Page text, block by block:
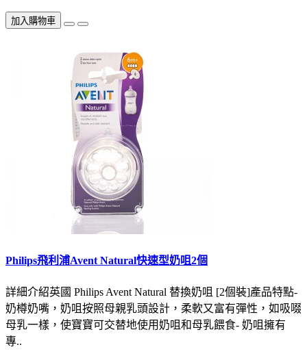
加入購物車
Philips飛利浦Avent Natural快速型奶咀2個
詳細介紹英國 Philips Avent Natural 替換奶咀 [2個裝]產品特點-
奶樽奶嘴，奶咀按照母親乳頭設計，柔軟又富有彈性，如吸啜
母乳一樣，使寶寶可交替地使用奶咀和母乳餵食- 奶咀擁有
專..